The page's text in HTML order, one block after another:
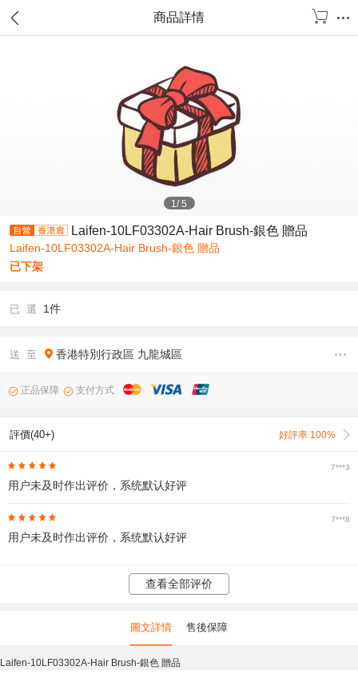
商品詳情
1/5
Laifen-10LF03302A-Hair Brush-銀色 贈品
Laifen-10LF03302A-Hair Brush-銀色 贈品
已下架
已 選 1件
送 至 香港特別行政區 九龍城區
正品保障 支付方式
評價(40+) 好評率 100%
7***3
用户未及时作出评价，系统默认好评
7***8
用户未及时作出评价，系统默认好评
查看全部评价
圖文詳情 售後保障
Laifen-10LF03302A-Hair Brush-銀色 贈品